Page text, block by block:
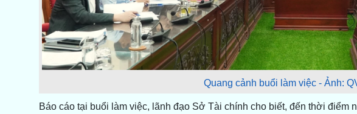
Quang cảnh buổi làm việc - Ảnh:
Báo cáo tại buổi làm việc, lãnh đạo Sở Tài chính cho biết, đến thời điểm